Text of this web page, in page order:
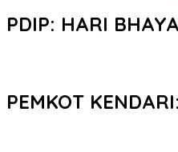
PDIP: HARI
PEMKOT